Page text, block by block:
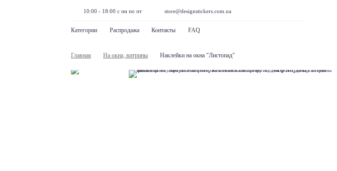
10:00 - 18:00 с пн по пт store@designstickers.com.ua
Категории Распродажа Контакты FAQ
Главная На окна, витрины Наклейки на окна "Листопад"